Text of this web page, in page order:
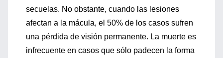
secuelas. No obstante, cuando las lesiones
afectan a la mácula, el 50% de los casos sufren
una pérdida de visión permanente. La muerte es
infrecuente en casos que sólo padecen la forma